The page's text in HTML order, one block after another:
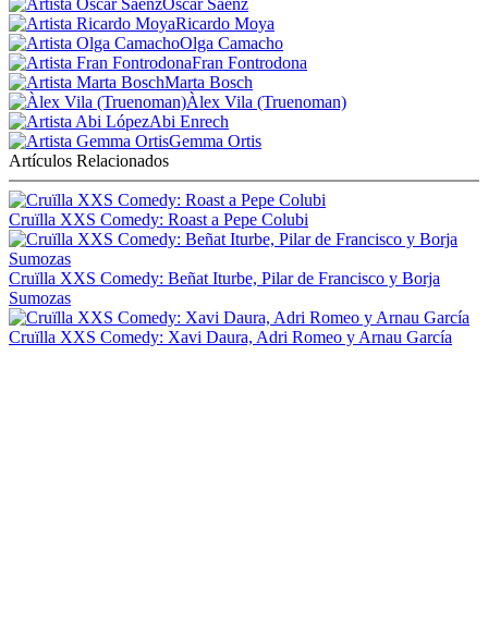
Ricardo Moya
Olga Camacho
Fran Fontrodona
Marta Bosch
Àlex Vila (Truenoman)
Abi Enrech
Gemma Ortis
Artículos Relacionados
Cruïlla XXS Comedy: Roast a Pepe Colubi
Cruïlla XXS Comedy: Beñat Iturbe, Pilar de Francisco y Borja
Sumozas
Cruïlla XXS Comedy: Xavi Daura, Adri Romeo y Arnau García